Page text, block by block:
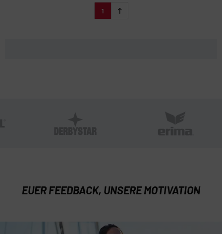
1
EUER FEEDBACK, UNSERE MOTIVATION